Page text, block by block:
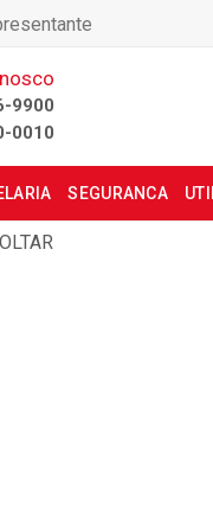
9900
0010
SEGURANCA